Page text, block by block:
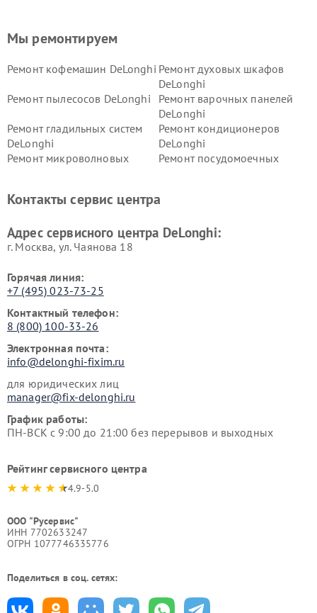
Мы ремонтируем
Ремонт кофемашин DeLonghi Ремонт духовых шкафов
DeLonghi
Ремонт пылесосов DeLonghi
Ремонт варочных панелей
DeLonghi
Ремонт гладильных систем
DeLonghi
Ремонт кондиционеров
DeLonghi
Ремонт микроволновых
Ремонт посудомоечных
DeLonghi
DeLonghi
Контакты сервис центра
Адрес сервисного центра DeLonghi:
г. Москва, ул. Чаянова 18
Горячая линия:
+7 (495) 023-73-25
Контактный телефон:
8 (800) 100-33-26
Электронная почта:
info@delonghi-fixim.ru
для юридических лиц
manager@fix-delonghi.ru
График работы:
ПН-ВСК с 9:00 до 21:00 без перерывов и выходных
Рейтинг сервисного центра
4.9-5.0
ООО "Русервис"
ИНН 7702633247
ОГРН 1077746335776
Поделиться в соц. сетях: